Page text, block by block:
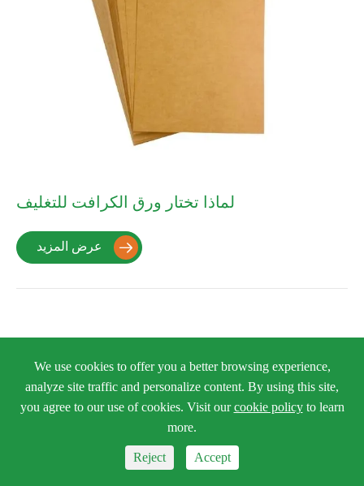
لماذا تختار ورق الكرافت للتغليف

المنتجات
الخدمات

We use cookies to offer you a better browsing experience,
analyze site traffic and personalize content. By using this site,
you agree to our use of cookies. Visit ourcookie policyto learn
more.
Reject Accept